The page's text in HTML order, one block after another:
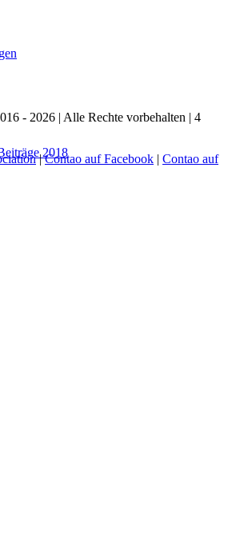
2018
- 2026 | Alle Rechte vorbehalten | 4
|Contao auf Facebook | Contao auf